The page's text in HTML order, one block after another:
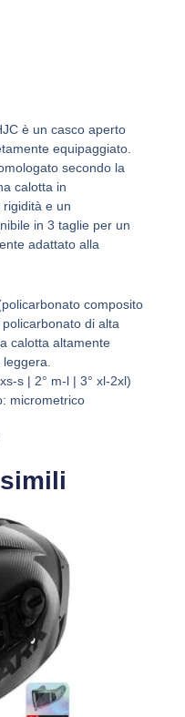
è un casco aperto
equipaggiato.
secondo la
calotta in
e un
in 3 taglie per un
adattato alla
composito
di alta
calotta altamente
s | 2° m-l | 3° xl-2xl)
micrometrico
€.
Questo
prodotto
ha
più
varianti.
Le
opzioni
possono
essere